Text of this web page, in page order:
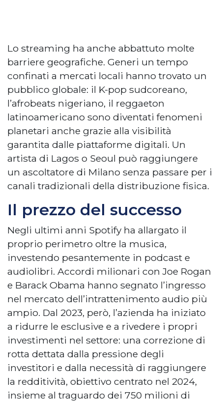
Lo streaming ha anche abbattuto molte
barriere geografiche. Generi un tempo
confinati a mercati locali hanno trovato un
pubblico globale: il K-pop sudcoreano,
l’afrobeats nigeriano, il reggaeton
latinoamericano sono diventati fenomeni
planetari anche grazie alla visibilità
garantita dalle piattaforme digitali. Un
artista di Lagos o Seoul può raggiungere
un ascoltatore di Milano senza passare per i
canali tradizionali della distribuzione fisica.
Il prezzo del successo
Negli ultimi anni Spotify ha allargato il
proprio perimetro oltre la musica,
investendo pesantemente in podcast e
audiolibri. Accordi milionari con Joe Rogan
e Barack Obama hanno segnato l’ingresso
nel mercato dell’intrattenimento audio più
ampio. Dal 2023, però, l’azienda ha iniziato
a ridurre le esclusive e a rivedere i propri
investimenti nel settore: una correzione di
rotta dettata dalla pressione degli
investitori e dalla necessità di raggiungere
la redditività, obiettivo centrato nel 2024,
insieme al traguardo dei 750 milioni di